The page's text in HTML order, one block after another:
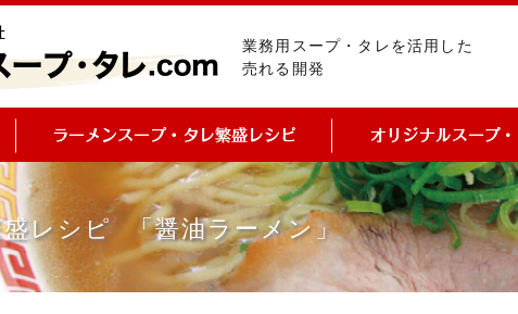
業務用スープ・タレを活用した
売れる開発
レシピ 「醤油ラーメン」